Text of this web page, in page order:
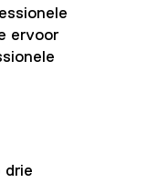
ervoor
drie